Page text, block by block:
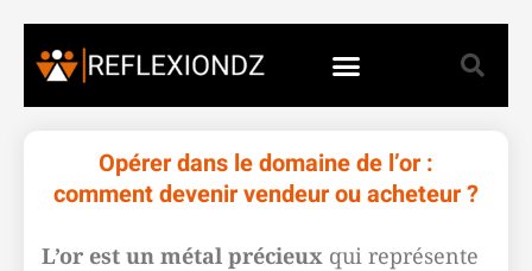
Opérer dans le domaine de l’or :
comment devenir vendeur ou acheteur ?
L’or est un métal précieux qui représente